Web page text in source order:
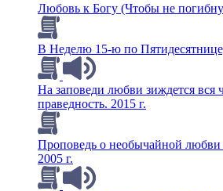
Любовь к Богу (Чтобы не
В Неделю 15-ю по
На заповеди любви зиждется вся
праведность. 2015 г.
Проповедь о необычайной
2005 г.